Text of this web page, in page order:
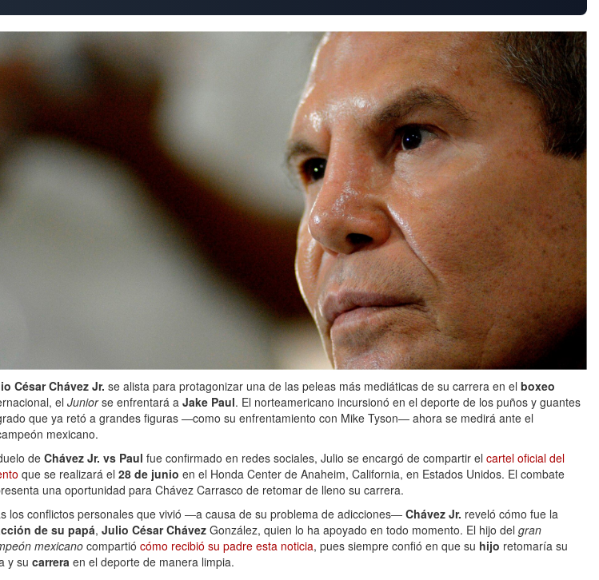
César Chávez Jr. se alista para protagonizar una de las peleas más mediáticas de su carrera en el boxeo
el Juniorse enfrentará a Jake Paul. El norteamericano incursionó en el deporte de los puños y guantes
que ya retó a grandes figuras —como su enfrentamiento con Mike Tyson— ahora se medirá ante el
mexicano.
de Chávez Jr. vs Paul fue confirmado en redes sociales, Julio se encargó de compartir el cartel oficial del
que se realizará el 28 de junio en el Honda Center de Anaheim, California, en Estados Unidos. El combate
una oportunidad para Chávez Carrasco de retomar de lleno su carrera.
los conflictos personales que vivió —a causa de su problema de adicciones— Chávez Jr. reveló cómo fue la
de su papá, Julio César Chávez González, quien lo ha apoyado en todo momento. El hijo del gran
mexicanocompartió cómo recibió su padre esta noticia, pues siempre confió en que su hijo retomaría su
y su carrera en el deporte de manera limpia.